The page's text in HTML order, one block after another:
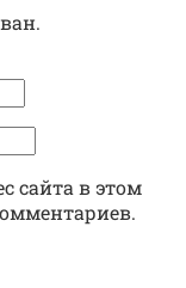
сайта в этом